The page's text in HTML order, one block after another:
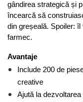
gândirea strategică și
încearcă să
din greșeală. Spoiler:
farmec.
Avantaje
Include 200 de
creative
Ajută la